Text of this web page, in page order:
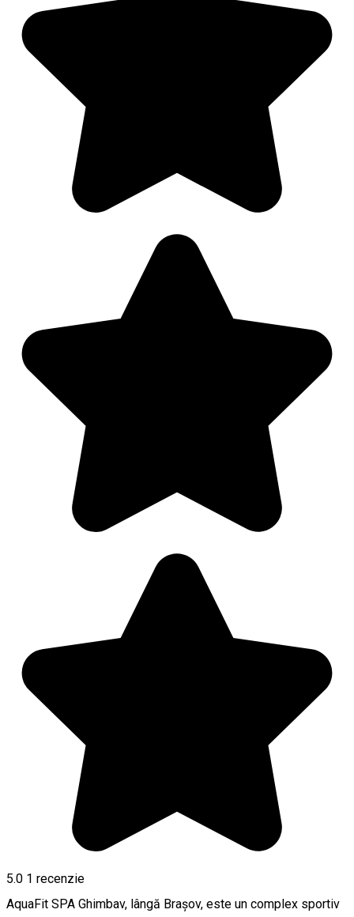
5.0 1 recenzie
AquaFit SPA Ghimbav, lângă Brașov, este un complex sportiv